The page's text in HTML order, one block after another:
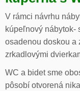
V rámci návrhu
kúpeľnový nábytok-
osadenou doskou a
zrkadlovými
WC a bidet sme
pôsobí otvorená